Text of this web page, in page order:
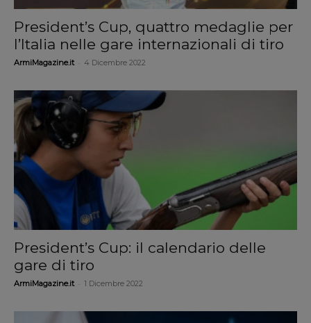
President’s Cup, quattro medaglie per
l’Italia nelle gare internazionali di tiro
ArmiMagazine.it 4 Dicembre 2022
President’s Cup: il calendario delle
gare di tiro
ArmiMagazine.it 1 Dicembre 2022